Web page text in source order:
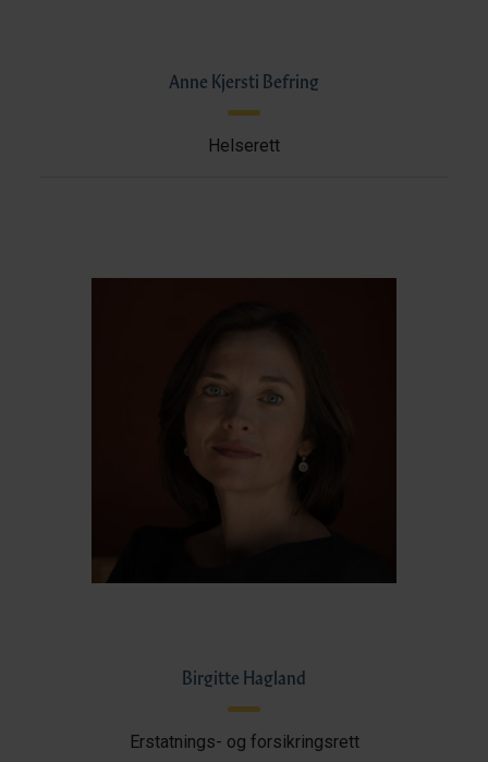
Anne Kjersti Befring
Helserett
Birgitte Hagland
Erstatnings- og forsikringsrett